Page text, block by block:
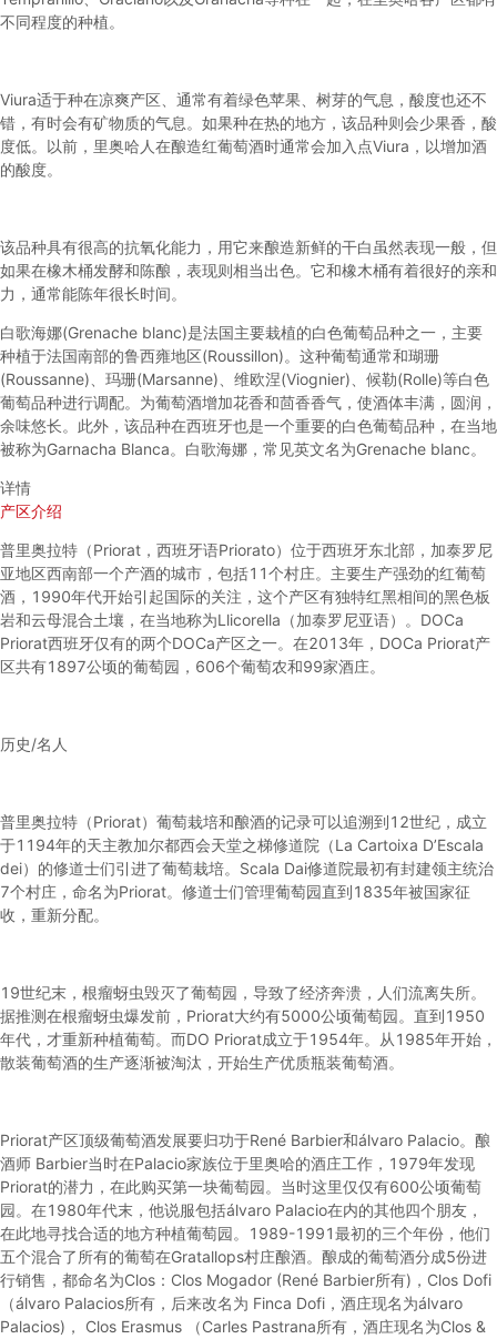
不同程度的种植。
Viura适于种在凉爽产区、通常有着绿色苹果、树芽的气息，酸度也还不
错，有时会有矿物质的气息。如果种在热的地方，该品种则会少果香，酸
度低。以前，里奥哈人在酿造红葡萄酒时通常会加入点Viura，以增加酒
的酸度。
该品种具有很高的抗氧化能力，用它来酿造新鲜的干白虽然表现一般，但
如果在橡木桶发酵和陈酿，表现则相当出色。它和橡木桶有着很好的亲和
力，通常能陈年很长时间。
白歌海娜(Grenache blanc)是法国主要栽植的白色葡萄品种之一，主要
种植于法国南部的鲁西雍地区(Roussillon)。这种葡萄通常和瑚珊
(Roussanne)、玛珊(Marsanne)、维欧涅(Viognier)、候勒(Rolle)等白色
葡萄品种进行调配。为葡萄酒增加花香和茴香香气，使酒体丰满，圆润，
余味悠长。此外，该品种在西班牙也是一个重要的白色葡萄品种，在当地
被称为Garnacha Blanca。白歌海娜，常见英文名为Grenache blanc。
详情
产区介绍
普里奥拉特（Priorat，西班牙语Priorato）位于西班牙东北部，加泰罗尼
亚地区西南部一个产酒的城市，包括11个村庄。主要生产强劲的红葡萄
酒，1990年代开始引起国际的关注，这个产区有独特红黑相间的黑色板
岩和云母混合土壤，在当地称为Llicorella（加泰罗尼亚语）。DOCa
Priorat西班牙仅有的两个DOCa产区之一。在2013年，DOCa Priorat产
区共有1897公顷的葡萄园，606个葡萄农和99家酒庄。
历史/名人
普里奥拉特（Priorat）葡萄栽培和酿酒的记录可以追溯到12世纪，成立
于1194年的天主教加尔都西会天堂之梯修道院（La Cartoixa D’Escala
dei）的修道士们引进了葡萄栽培。Scala Dai修道院最初有封建领主统治
7个村庄，命名为Priorat。修道士们管理葡萄园直到1835年被国家征
收，重新分配。
19世纪末，根瘤蚜虫毁灭了葡萄园，导致了经济奔溃，人们流离失所。
据推测在根瘤蚜虫爆发前，Priorat大约有5000公顷葡萄园。直到1950
年代，才重新种植葡萄。而DO Priorat成立于1954年。从1985年开始，
散装葡萄酒的生产逐渐被淘汰，开始生产优质瓶装葡萄酒。
Priorat产区顶级葡萄酒发展要归功于René Barbier和álvaro Palacio。酿
酒师 Barbier当时在Palacio家族位于里奥哈的酒庄工作，1979年发现
Priorat的潜力，在此购买第一块葡萄园。当时这里仅仅有600公顷葡萄
园。在1980年代末，他说服包括álvaro Palacio在内的其他四个朋友，
在此地寻找合适的地方种植葡萄园。1989-1991最初的三个年份，他们
五个混合了所有的葡萄在Gratallops村庄酿酒。酿成的葡萄酒分成5份进
行销售，都命名为Clos：Clos Mogador (René Barbier所有)，Clos Dofi
（álvaro Palacios所有，后来改名为 Finca Dofi，酒庄现名为álvaro
Palacios)， Clos Erasmus （Carles Pastrana所有，酒庄现名为Clos &